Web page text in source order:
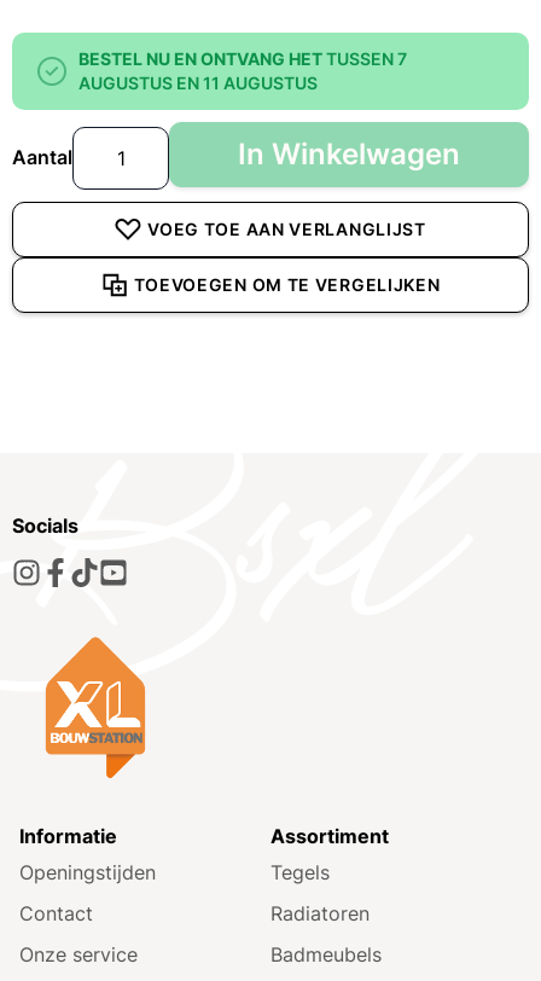
BESTEL NU EN ONTVANG HETTUSSEN 7
AUGUSTUS EN 11 AUGUSTUS
Aantal In Winkelwagen
VOEG TOE AAN VERLANGLIJST
TOEVOEGEN OM TE VERGELIJKEN
Socials
Informatie
Openingstijden
Contact
Onze service
Assortiment
Tegels
Radiatoren
Badmeubels